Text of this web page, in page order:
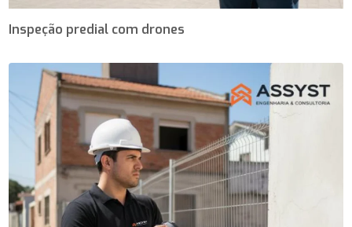
Inspeção predial com drones